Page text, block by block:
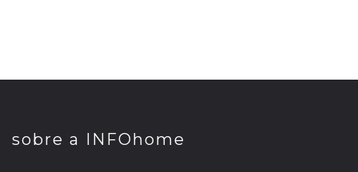
sobre a INFOhome